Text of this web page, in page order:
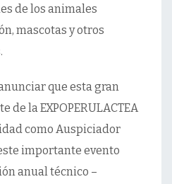
de los animales
mascotas y otros
que esta gran
de la EXPOPERULACTEA
como Auspiciador
importante evento
anual técnico –